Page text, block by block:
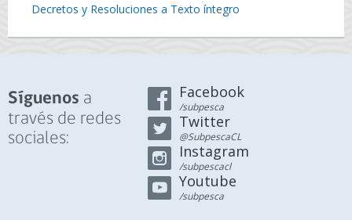
Decretos y Resoluciones a Texto íntegro
Síguenos a
través de redes
sociales:
Facebook
/subpesca
Twitter
@SubpescaCL
Instagram
/subpescacl
Youtube
/subpesca